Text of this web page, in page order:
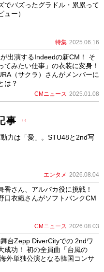
でバズったグラドル・累累って
ー）
特集 2025.06.16
出演するIndeedの新CM！ そ
てみたい仕事」の衣装に変身！
（サクラ）さんがメンバーに
は？
CMニュース 2025.01.08
事
力は「愛」。STU48と2nd写
エンタメ 2026.08.04
香さん、アルパカ役に挑戦！
口衣織さんがソフトバンクCM
CMニュース 2026.08.03
台Zepp DiverCityでの 2ndワ
成功！ 初の全員曲「台風の
外単独公演となる韓国コンサ